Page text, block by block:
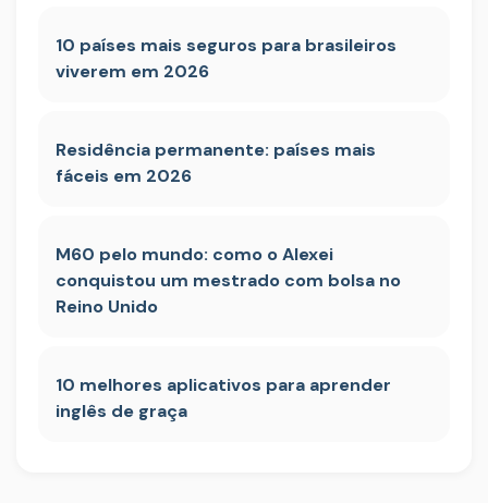
10 países mais seguros para brasileiros
viverem em 2026
Residência permanente: países mais
fáceis em 2026
M60 pelo mundo: como o Alexei
conquistou um mestrado com bolsa no
Reino Unido
10 melhores aplicativos para aprender
inglês de graça